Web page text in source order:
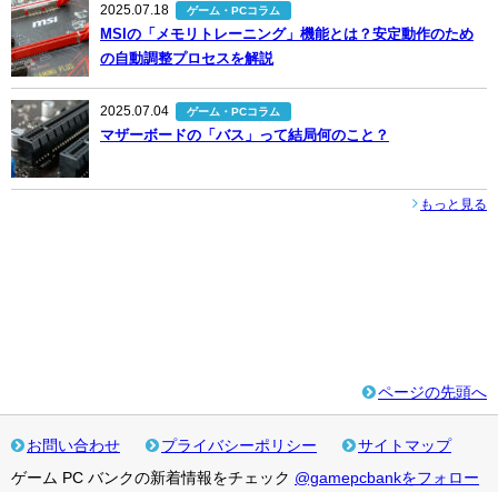
2025.07.18 ゲーム・PCコラム
MSIの「メモリトレーニング」機能とは？安定動作のため
の自動調整プロセスを解説
2025.07.04 ゲーム・PCコラム
マザーボードの「バス」って結局何のこと？
もっと見る
ページの先頭へ
お問い合わせ プライバシーポリシー
サイトマップ
ゲーム PC バンクの新着情報をチェック @gamepcbankをフォロー